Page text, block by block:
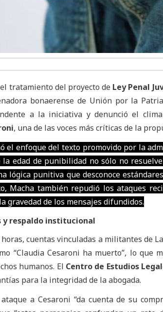
tratamiento del proyecto de Ley Penal
bonaerense de Unión por la
a la iniciativa y denunció el
, una de las voces más críticas de la
el enfoque del texto promovido por la
edad de punibilidad no sólo no
lógica punitiva que desconoce
Macha también repudió los ataques
gravedad de los mensajes difundidos.
y respaldo institucional
cuentas vinculadas a militantes de
“Claudia Cesaroni ha muerto”, lo que
humanos. El Centro de Estudios
para la integridad de la abogada.
a Cesaroni “da cuenta de su